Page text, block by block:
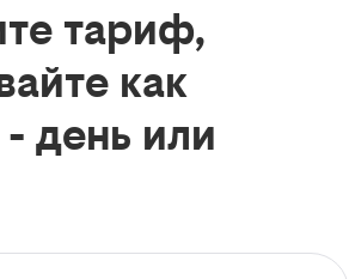
тариф,
как
день или